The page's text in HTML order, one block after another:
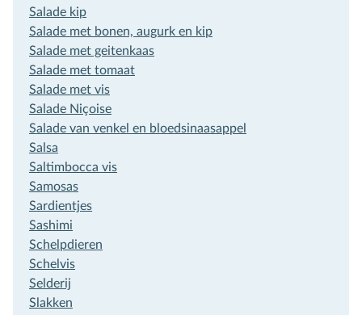
Salade kip
Salade met bonen, augurk en kip
Salade met geitenkaas
Salade met tomaat
Salade met vis
Salade Niçoise
Salade van venkel en bloedsinaasappel
Salsa
Saltimbocca vis
Samosas
Sardientjes
Sashimi
Schelpdieren
Schelvis
Selderij
Slakken